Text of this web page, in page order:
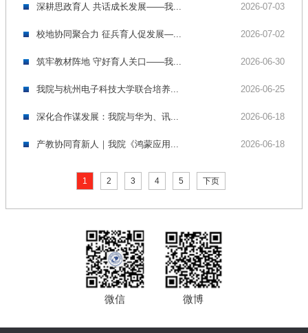
深耕思政育人 共话成长发展——我... 2026-07-03
校地协同聚合力 征兵育人促发展—... 2026-07-02
筑牢教材阵地 守好育人关口——我... 2026-06-30
我院与杭州电子科技大学联合培养... 2026-06-25
深化合作谋发展：我院与华为、讯... 2026-06-18
产教协同育新人｜我院《鸿蒙应用... 2026-06-18
1 2 3 4 5 下页
微信 微博